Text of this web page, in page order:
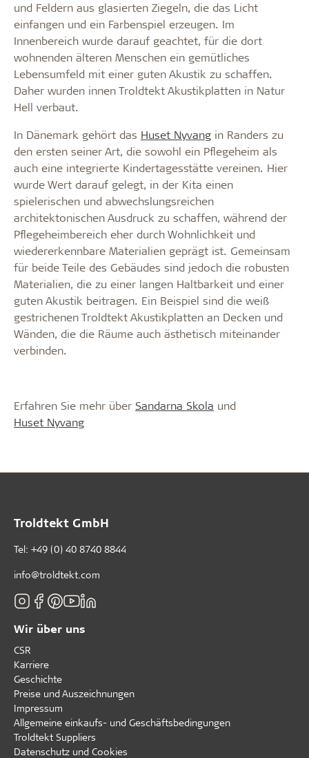
und Feldern aus glasierten Ziegeln, die das Licht
einfangen und ein Farbenspiel erzeugen. Im
Innenbereich wurde darauf geachtet, für die dort
wohnenden älteren Menschen ein gemütliches
Lebensumfeld mit einer guten Akustik zu schaffen.
Daher wurden innen Troldtekt Akustikplatten in Natur
Hell verbaut.
In Dänemark gehört das Huset Nyvang in Randers zu
den ersten seiner Art, die sowohl ein Pflegeheim als
auch eine integrierte Kindertagesstätte vereinen. Hier
wurde Wert darauf gelegt, in der Kita einen
spielerischen und abwechslungsreichen
architektonischen Ausdruck zu schaffen, während der
Pflegeheimbereich eher durch Wohnlichkeit und
wiedererkennbare Materialien geprägt ist. Gemeinsam
für beide Teile des Gebäudes sind jedoch die robusten
Materialien, die zu einer langen Haltbarkeit und einer
guten Akustik beitragen. Ein Beispiel sind die weiß
gestrichenen Troldtekt Akustikplatten an Decken und
Wänden, die die Räume auch ästhetisch miteinander
verbinden.
Erfahren Sie mehr über Sandarna Skola und
Huset Nyvang
Troldtekt GmbH
Tel: +49 (0) 40 8740 8844
info@troldtekt.com
Wir über uns
CSR
Karriere
Geschichte
Preise und Auszeichnungen
Impressum
Allgemeine einkaufs- und Geschäftsbedingungen
Troldtekt Suppliers
Datenschutz und Cookies